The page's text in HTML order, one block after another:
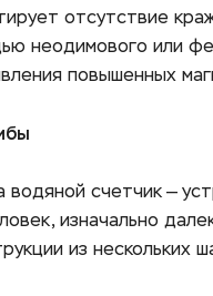
отсутствие
неодимового или
повышенных
водяной счетчик —
изначально
из нескольких